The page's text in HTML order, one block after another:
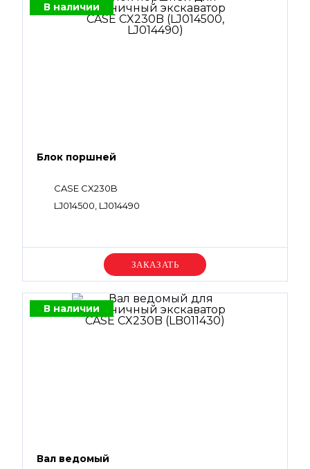
В наличии
Блок поршней
CASE CX230B
LJ014500, LJ014490
Уточняйте цену
В наличии
Вал ведомый